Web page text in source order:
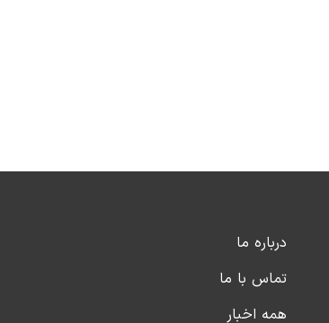
درباره ما
تماس با ما
همه اخبار